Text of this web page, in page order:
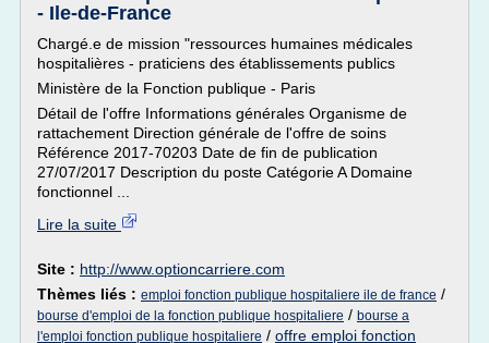
- Ile-de-France
Chargé.e de mission "ressources humaines médicales
hospitalières - praticiens des établissements publics
Ministère de la Fonction publique - Paris
Détail de l'offre Informations générales Organisme de
rattachement Direction générale de l'offre de soins
Référence 2017-70203 Date de fin de publication
27/07/2017 Description du poste Catégorie A Domaine
fonctionnel ...
Lire la suite
Site : http://www.optioncarriere.com
Thèmes liés : emploi fonction publique hospitaliere ile de france /
bourse d'emploi de la fonction publique hospitaliere / bourse a
l'emploi fonction publique hospitaliere / offre emploi fonction